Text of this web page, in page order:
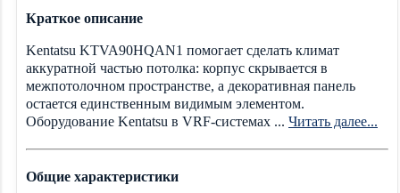
Краткое описание
Kentatsu KTVA90HQAN1 помогает сделать климат
аккуратной частью потолка: корпус скрывается в
межпотолочном пространстве, а декоративная панель
остается единственным видимым элементом.
Оборудование Kentatsu в VRF-системах ... Читать далее...
Общие характеристики